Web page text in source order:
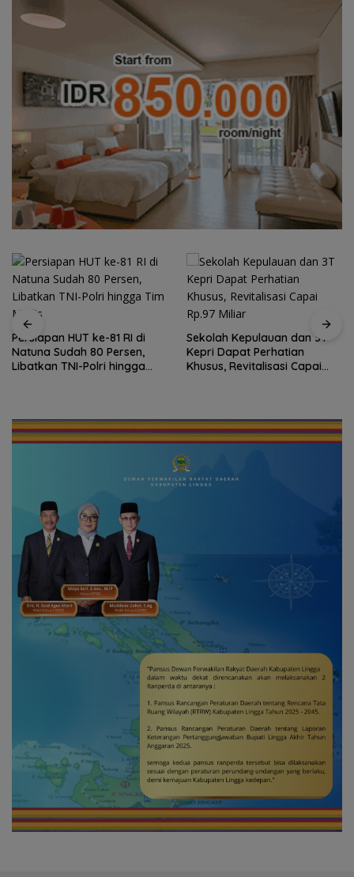
Persiapan HUT ke-81 RI di
Natuna Sudah 80 Persen,
Libatkan TNI-Polri hingga
Sekolah Kepulauan dan 3T
Kepri Dapat Perhatian
Khusus, Revitalisasi Capai